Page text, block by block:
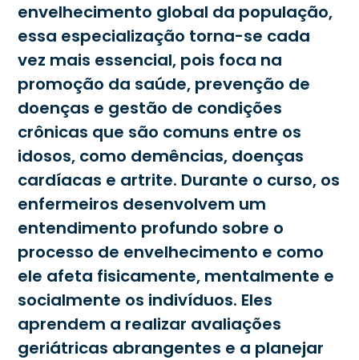
envelhecimento global da população,
essa especialização torna-se cada
vez mais essencial, pois foca na
promoção da saúde, prevenção de
doenças e gestão de condições
crônicas que são comuns entre os
idosos, como demências, doenças
cardíacas e artrite. Durante o curso, os
enfermeiros desenvolvem um
entendimento profundo sobre o
processo de envelhecimento e como
ele afeta fisicamente, mentalmente e
socialmente os indivíduos. Eles
aprendem a realizar avaliações
geriátricas abrangentes e a planejar